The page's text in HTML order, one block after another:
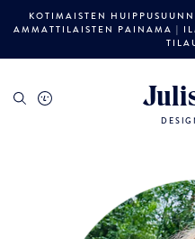
KOTIMAISTEN
AMMATTILAISTEN PAINAMA |